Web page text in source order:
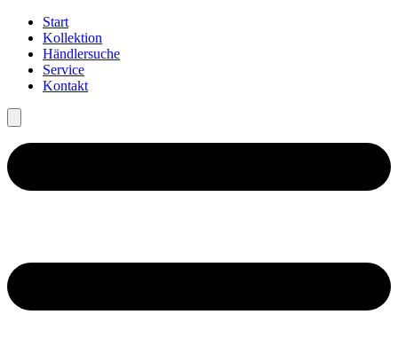
Start
Kollektion
Händlersuche
Service
Kontakt